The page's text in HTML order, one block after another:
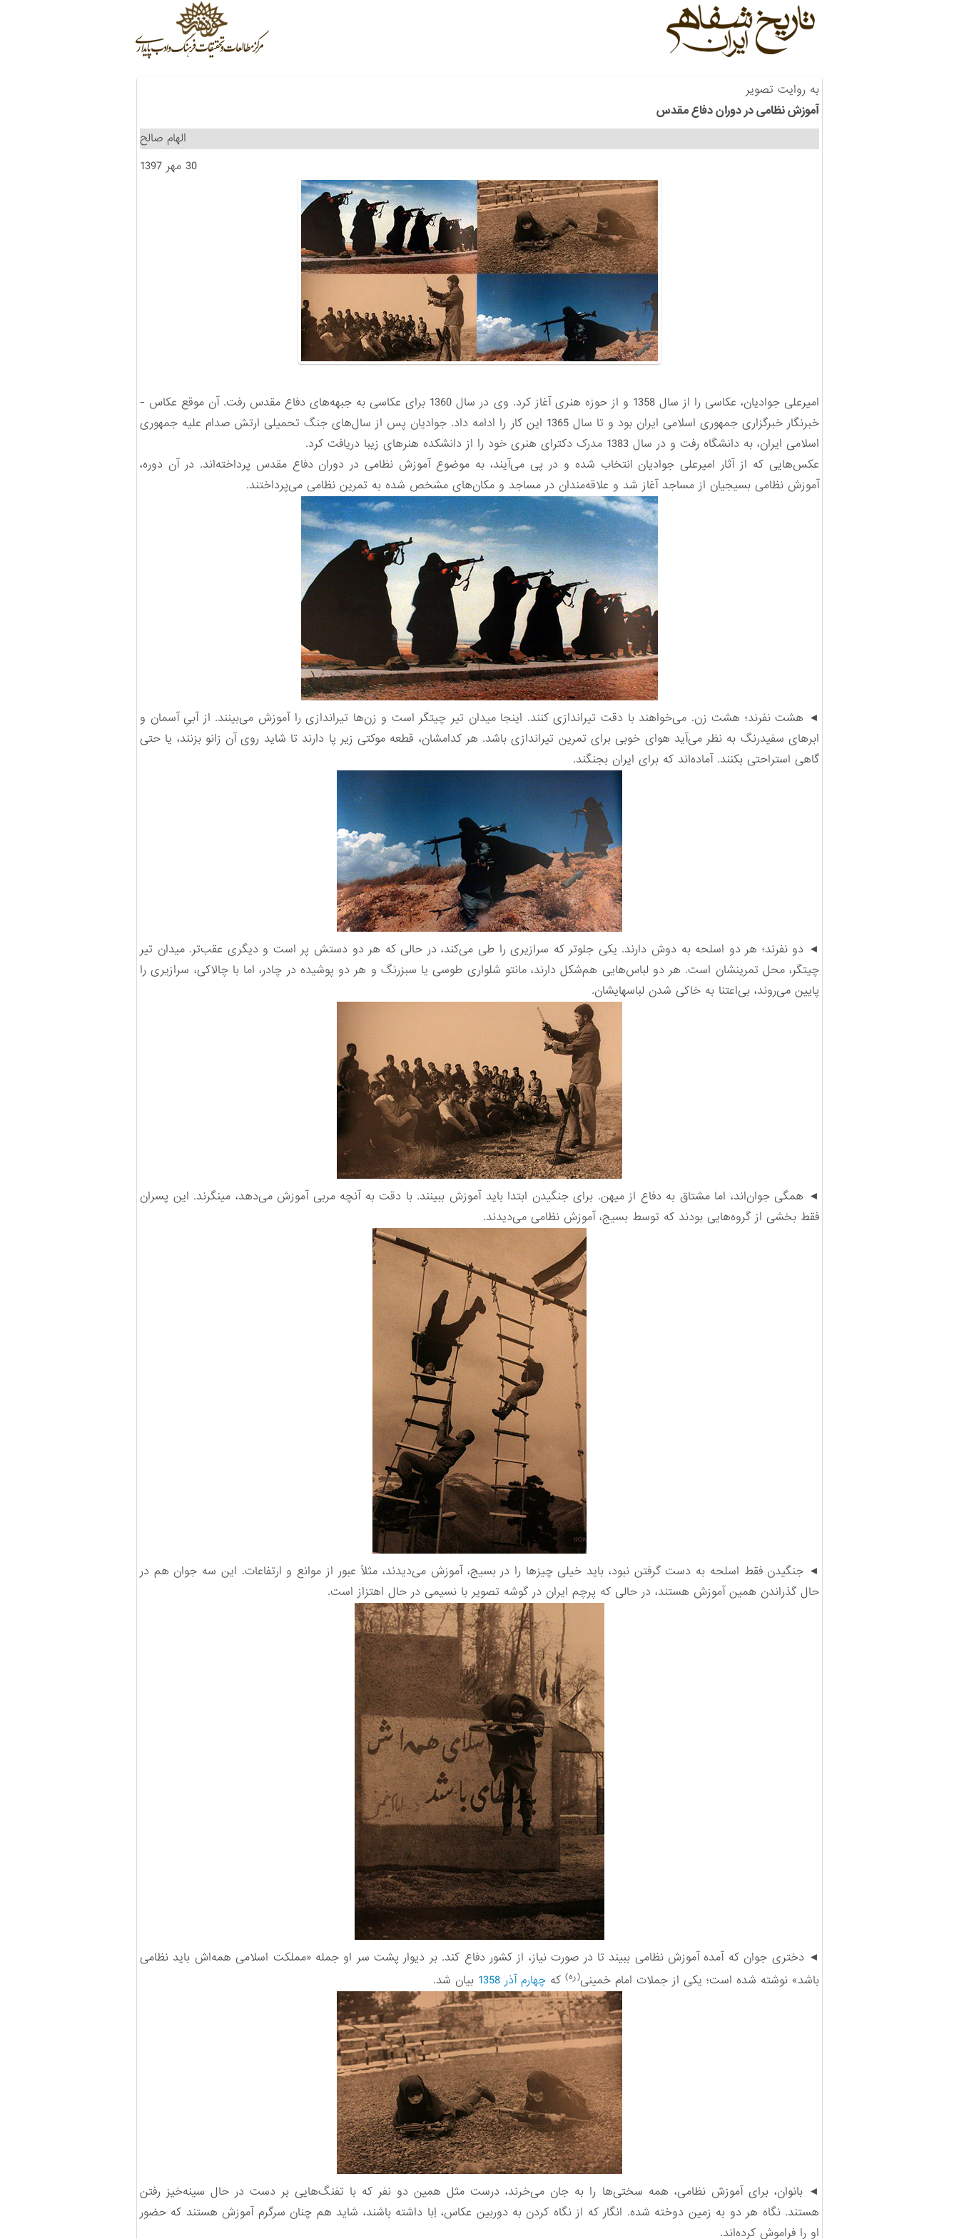
به روایت تصویر
آموزش نظامی در دوران دفاع مقدس
الهام صالح
30 مهر 1397
امیرعلی جوادیان، عکاسی را از سال 1358 و از حوزه هنری آغاز کرد. وی در سال 1360 برای عکاسی به جبهه‌های دفاع مقدس رفت. آن موقع عکاس -
خبرنگار خبرگزاری جمهوری اسلامی ایران بود و تا سال 1365 این کار را ادامه داد. جوادیان پس از سال‌های جنگ تحمیلی ارتش صدام علیه جمهوری
اسلامی ایران، به دانشگاه رفت و در سال 1383 مدرک دکترای هنری خود را از دانشکده هنرهای زیبا دریافت کرد.
عکس‌هایی که از آثار امیرعلی جوادیان انتخاب شده و در پی می‌آیند، به موضوع آموزش نظامی در دوران دفاع مقدس ‌پرداخته‌اند. در آن دوره،
آموزش نظامی بسیجیان از مساجد آغاز شد و علاقه‌مندان در مساجد و مکان‌های مشخص شده به تمرین نظامی می‌پرداختند.
◄ هشت نفرند؛ هشت زن. می‌خواهند با دقت تیراندازی کنند. اینجا میدان تیر چیتگر است و زن‌ها تیراندازی را آموزش می‌بینند. از آبیِ آسمان و
ابرهای سفیدرنگ به نظر می‌آید هوای خوبی برای تمرین تیراندازی باشد. هر کدامشان، قطعه موکتی زیر پا دارند تا شاید روی آن زانو بزنند، یا حتی
گاهی استراحتی بکنند. آماده‌اند که برای ایران بجنگند.
◄ دو نفرند؛ هر دو اسلحه به دوش دارند. یکی جلوتر که سرازیری را طی می‌کند، در حالی که هر دو دستش پر است و دیگری عقب‌تر. میدان تیر
چیتگر، محل تمرینشان است. هر دو لباس‌هایی هم‌شکل دارند، مانتو شلواری طوسی یا سبزرنگ و هر دو پوشیده در چادر، اما با چالاکی، سرازیری را
پایین می‌روند، بی‌اعتنا به خاکی شدن لباس‎هایشان.
◄ همگی جوان‌اند، اما مشتاق به دفاع از میهن. برای جنگیدن ابتدا باید آموزش ببینند. با دقت به آنچه مربی آموزش می‌دهد، می‎نگرند. این پسران
فقط بخشی از گروه‌هایی بودند که توسط بسیج، آموزش نظامی می‌دیدند.
◄ جنگیدن فقط اسلحه به دست گرفتن نبود، باید خیلی چیزها را در بسیج، آموزش می‌دیدند، مثلاً عبور از موانع و ارتفاعات. این سه جوان هم در
حال گذراندن همین آموزش هستند، در حالی که پرچم ایران در گوشه تصویر با نسیمی در حال اهتزاز است.
◄ دختری جوان که آمده آموزش نظامی ببیند تا در صورت نیاز، از کشور دفاع کند. بر دیوار پشت سر او جمله «مملکت اسلامی همه‌اش باید نظامی
باشد» نوشته شده است؛ یکی از جملات امام خمینی(ره) که چهارم آذر 1358 بیان شد.
◄ بانوان، برای آموزش نظامی، همه سختی‌ها را به جان می‌خرند، درست مثل همین دو نفر که با تفنگ‌هایی بر دست در حال سینه‌خیز رفتن
هستند. نگاه هر دو به زمین دوخته شده. انگار که از نگاه کردن به دوربین عکاس، اِبا داشته باشند، شاید هم چنان سرگرم آموزش هستند که حضور
او را فراموش کرده‌اند.